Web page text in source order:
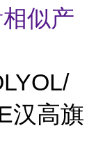
似产
汉高旗